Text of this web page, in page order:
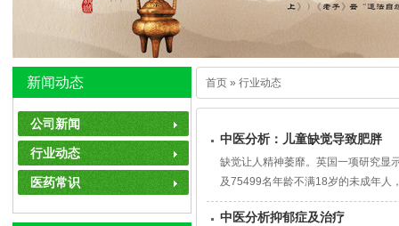
新闻动态
公司新闻
行业动态
医药常识
首页 » 行业动态
中医分析：儿童缺觉导致肥胖
缺觉让人精神萎靡。英国一项研究显
及75499名年龄不满18岁的未成年人
中医分析抑郁症及治疗